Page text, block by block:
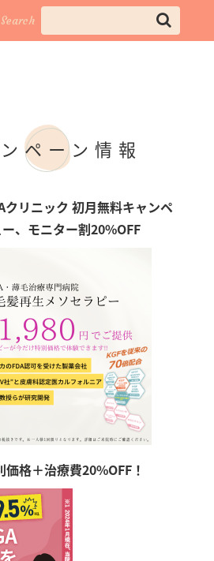
Search
ペーン情報
リニック 初月無料キャンペ
、モニター割20%OFF
格＋治療費20%OFF！